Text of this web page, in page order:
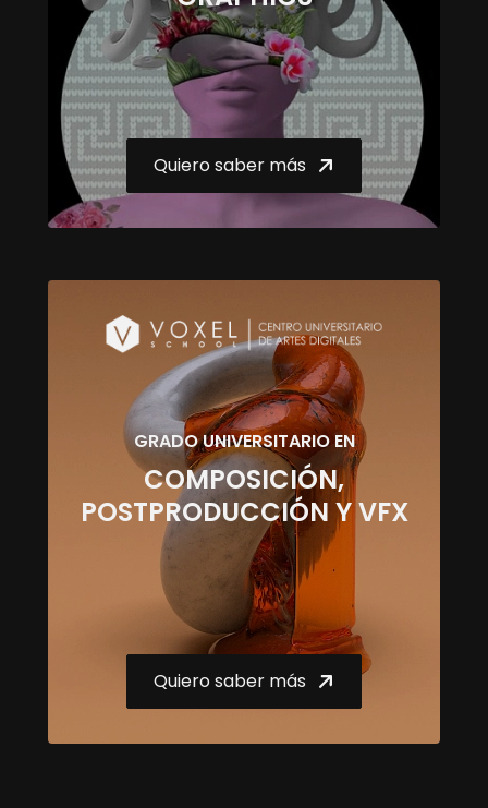
Quiero saber más
GRADO UNIVERSITARIO EN
COMPOSICIÓN,
POSTPRODUCCIÓN Y VFX
Quiero saber más